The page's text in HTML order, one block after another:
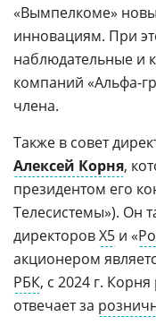
«Вымпелкоме»
инновациям. При
наблюдательные и
компаний «Альфа-
члена.
Также в совет
Алексей Корня,
президентом его
Телесистемы»). Он
директоровX5 и «
акционером
РБК, с 2024 г.
отвечает за